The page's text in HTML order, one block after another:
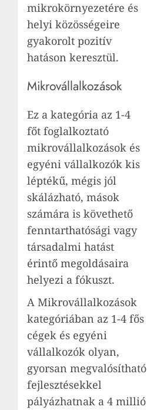
mikrokörnyezetére és
helyi közösségeire
gyakorolt pozitív
hatáson keresztül.
Mikrovállalkozások
Ez a kategória az 1-4
főt foglalkoztató
mikrovállalkozások és
egyéni vállalkozók kis
léptékű, mégis jól
skálázható, mások
számára is követhető
fenntarthatósági vagy
társadalmi hatást
érintő megoldásaira
helyezi a fókuszt.
A Mikrovállalkozások
kategóriában az 1-4 fős
cégek és egyéni
vállalkozók olyan,
gyorsan megvalósítható
fejlesztésekkel
pályázhatnak a 4 millió